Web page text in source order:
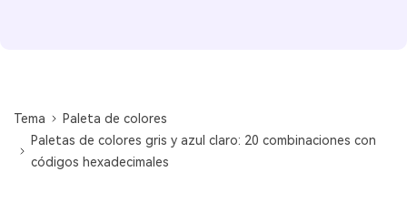
Tema
Paleta de colores
Paletas de colores gris y azul claro: 20 combinaciones con
códigos hexadecimales